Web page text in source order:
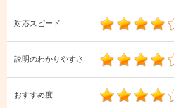
対応スピード
説明のわかりやすさ
おすすめ度